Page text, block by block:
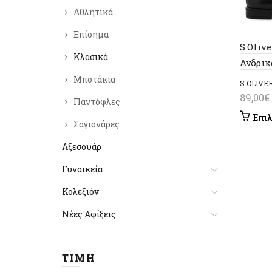
89,00€
Αθλητικά
Επίσημα
Κλασικά
Μποτάκια
Παντόφλες
Σαγιονάρες
Αξεσουάρ
Γυναικεία
Κολεξιόν
Νέες Αφίξεις
ΤΙΜΉ